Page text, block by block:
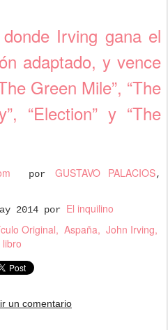
Irving gana el
adaptado, y vence
Green Mile”, “The
“Election” y “The
porGUSTAVO PALACIOS,
2014 por El inquilino
Original Aspaña John Irving
libro
un comentario